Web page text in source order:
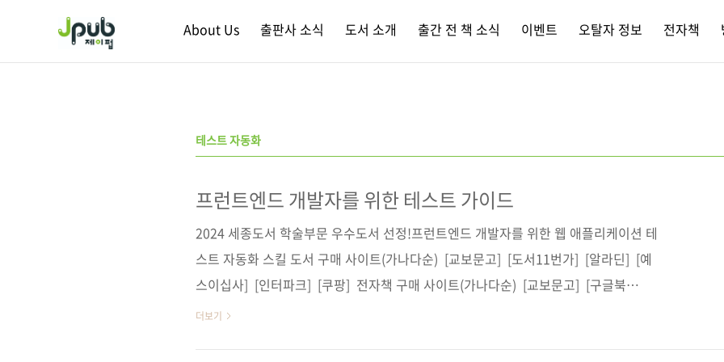
About Us 출판사 소식 도서 소개 출간 전 책 소식 이벤트 오탈자 정보 전자책
테스트 자동화
프런트엔드 개발자를 위한 테스트 가이드
2024 세종도서 학술부문 우수도서 선정!프런트엔드 개발자를 위한 웹 애플리케이션 테
스트 자동화 스킬 도서 구매 사이트(가나다순) [교보문고] [도서11번가] [알라딘] [예
스이십사] [인터파크] [쿠팡] 전자책 구매 사이트(가나다순) [교보문고] [구글북
스] [리디북스] [알라딘] [예스이십사] 출판사 제이펍저작권사 Packt Publishing원서
더보기